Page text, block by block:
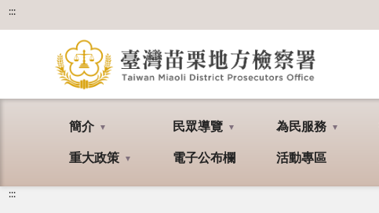
:::
簡介 民眾導覽 為民服務
重大政策 電子公布欄 活動專區
:::